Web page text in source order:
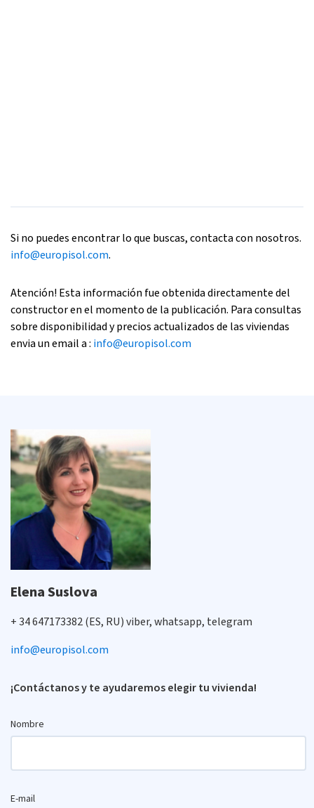
Si no puedes encontrar lo que buscas, contacta con nosotros.
info@europisol.com.
Atención! Esta información fue obtenida directamente del
constructor en el momento de la publicación. Para consultas
sobre disponibilidad y precios actualizados de las viviendas
envia un email a : info@europisol.com
Elena Suslova
+ 34 647173382 (ES, RU) viber, whatsapp, telegram
info@europisol.com
¡Contáctanos y te ayudaremos elegir tu vivienda!
Nombre
E-mail